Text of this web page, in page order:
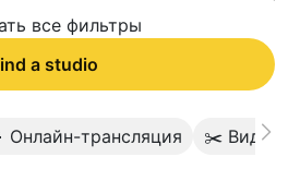
все фильтры
a studio
Онлайн-трансляция ✂️